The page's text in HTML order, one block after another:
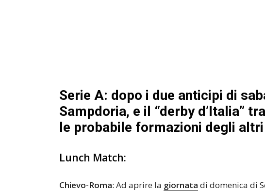
Serie A: dopo i due anticipi di
Sampdoria, e il “derby d’Italia”
le probabile formazioni degli
Lunch Match:
Chievo-Roma: Ad aprire la giornata di domenica di